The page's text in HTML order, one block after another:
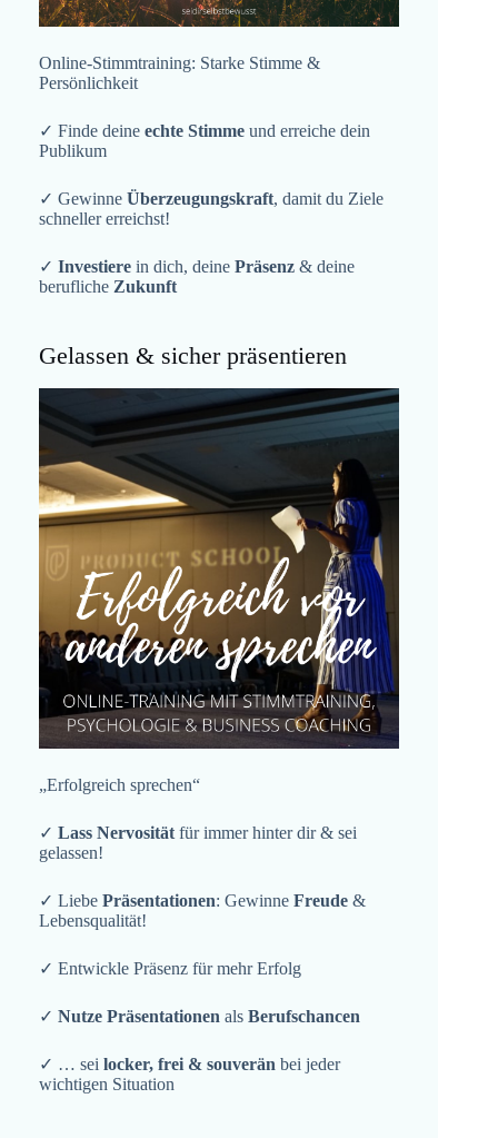
Online-Stimmtraining: Starke Stimme &
Persönlichkeit
✓ Finde deine echte Stimme und erreiche dein
Publikum
✓ Gewinne Überzeugungskraft, damit du Ziele
schneller erreichst!
✓ Investiere in dich, deine Präsenz & deine
berufliche Zukunft
Gelassen & sicher präsentieren
„Erfolgreich sprechen“
✓ Lass Nervositätfür immer hinter dir & sei
gelassen!
✓ Liebe Präsentationen: Gewinne Freude &
Lebensqualität!
✓ Entwickle Präsenz für mehr Erfolg
✓ Nutze Präsentationen als Berufschancen
✓ … sei locker, frei & souverän bei jeder
wichtigen Situation